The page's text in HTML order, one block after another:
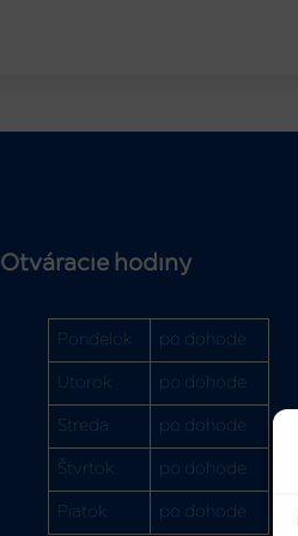
Otváracie hodiny
Pondelok po dohode
Utorok po dohode
Streda po dohode
Štvrtok po dohode
Piatok po dohode